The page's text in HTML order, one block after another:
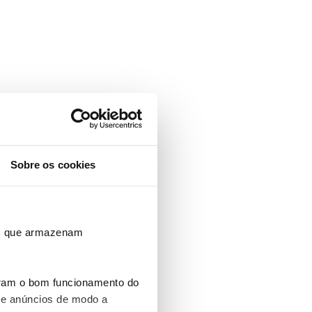
Sobre os cookies
armazenam
o bom funcionamento do
anúncios de modo a